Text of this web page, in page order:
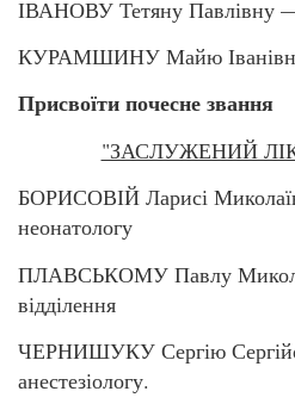
ІВАНОВУ Тетяну Павлівну
КУРАМШИНУ Майю
Присвоїти почесне звання
"ЗАСЛУЖЕНИЙ
БОРИСОВІЙ Ларисі
неонатологу
ПЛАВСЬКОМУ Павлу
відділення
ЧЕРНИШУКУ Сергію
анестезіологу.